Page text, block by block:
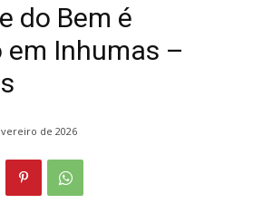
do Bem é
em Inhumas –
de 2026